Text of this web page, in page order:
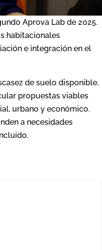
Aprova Lab de 2025.
habitacionales
e integración en el
de suelo disponible,
propuestas viables
urbano y económico.
a necesidades